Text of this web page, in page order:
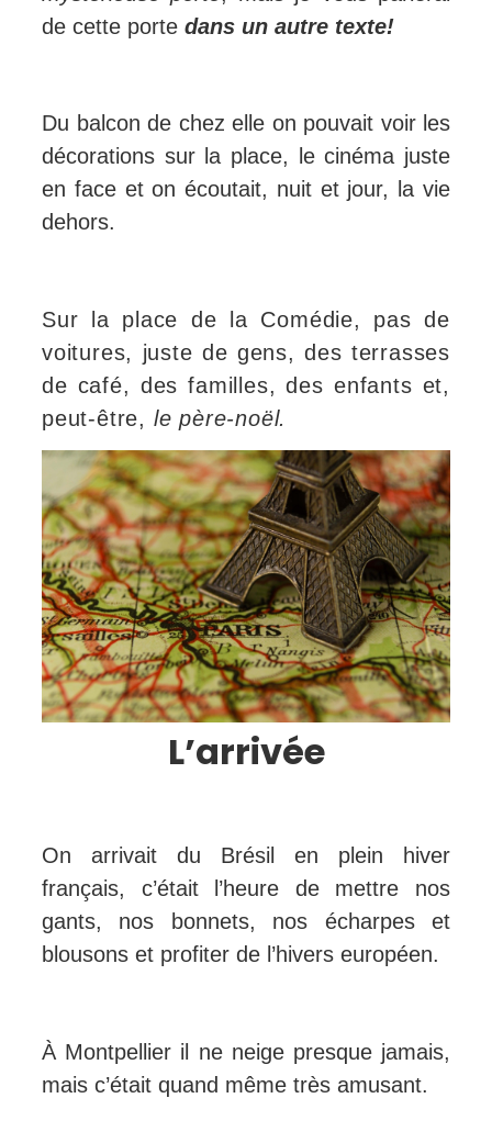
de cette porte dans un autre texte!
Du balcon de chez elle on pouvait voir les
décorations sur la place, le cinéma juste
en face et on écoutait, nuit et jour, la vie
dehors.
Sur la place de la Comédie, pas de
voitures, juste de gens, des terrasses
de café, des familles, des enfants et,
peut-être, le père-noël.
L’arrivée
On arrivait du Brésil en plein hiver
français, c’était l’heure de mettre nos
gants, nos bonnets, nos écharpes et
blousons et profiter de l’hivers européen.
À Montpellier il ne neige presque jamais,
mais c’était quand même très amusant.